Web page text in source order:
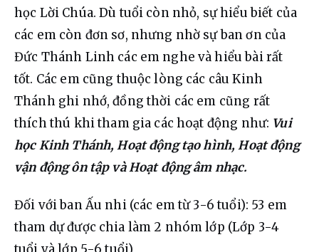
học Lời Chúa. Dù tuổi còn nhỏ, sự hiểu biết của
các em còn đơn sơ, nhưng nhờ sự ban ơn của
Đức Thánh Linh các em nghe và hiểu bài rất
tốt. Các em cũng thuộc lòng các câu Kinh
Thánh ghi nhớ, đồng thời các em cũng rất
thích thú khi tham gia các hoạt động như: Vui
học Kinh Thánh, Hoạt động tạo hình, Hoạt động
vận động ôn tập và Hoạt động âm nhạc.
Đối với ban Ấu nhi (các em từ 3-6 tuổi): 53 em
tham dự được chia làm 2 nhóm lớp (Lớp 3-4